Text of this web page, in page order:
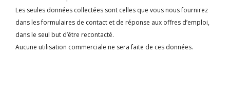
— Pentests, exercices Red
Team, évaluation de la résistance des systèmes
d’information
Les seules données collectées sont celles que vous nous fournirez
dans les formulaires de contact et de réponse aux offres d’emploi,
dans le seul but d’être recontacté.
Aucune utilisation commerciale ne sera faite de ces données.